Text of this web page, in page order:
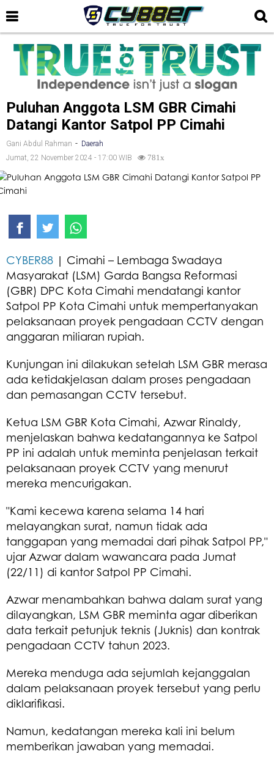
Puluhan Anggota LSM GBR Cimahi
Datangi Kantor Satpol PP Cimahi
Gani Abdul Rahman - Daerah
Jumat, 22 November 2024 - 17:00 WIB
781x
CYBER88 | Cimahi – Lembaga Swadaya
Masyarakat (LSM) Garda Bangsa Reformasi
(GBR) DPC Kota Cimahi mendatangi kantor
Satpol PP Kota Cimahi untuk mempertanyakan
pelaksanaan proyek pengadaan CCTV dengan
anggaran miliaran rupiah.
Kunjungan ini dilakukan setelah LSM GBR merasa
ada ketidakjelasan dalam proses pengadaan
dan pemasangan CCTV tersebut.
Ketua LSM GBR Kota Cimahi, Azwar Rinaldy,
menjelaskan bahwa kedatangannya ke Satpol
PP ini adalah untuk meminta penjelasan terkait
pelaksanaan proyek CCTV yang menurut
mereka mencurigakan.
"Kami kecewa karena selama 14 hari
melayangkan surat, namun tidak ada
tanggapan yang memadai dari pihak Satpol PP,"
ujar Azwar dalam wawancara pada Jumat
(22/11) di kantor Satpol PP Cimahi.
Azwar menambahkan bahwa dalam surat yang
dilayangkan, LSM GBR meminta agar diberikan
data terkait petunjuk teknis (Juknis) dan kontrak
pengadaan CCTV tahun 2023.
Mereka menduga ada sejumlah kejanggalan
dalam pelaksanaan proyek tersebut yang perlu
diklarifikasi.
Namun, kedatangan mereka kali ini belum
memberikan jawaban yang memadai.